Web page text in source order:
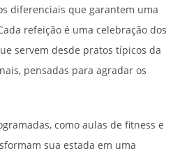
diferenciais que garantem uma
refeição é uma celebração dos
servem desde pratos típicos da
pensadas para agradar os
como aulas de fitness e
sua estada em uma